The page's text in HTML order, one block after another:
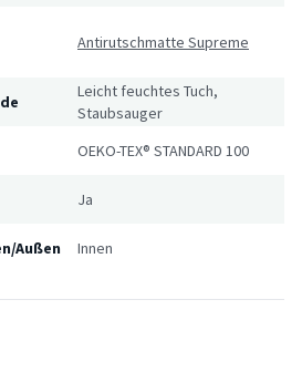
Antirutschmatte Supreme
Leicht feuchtes Tuch,
Staubsauger
OEKO-TEX® STANDARD 100
Ja
Außen Innen